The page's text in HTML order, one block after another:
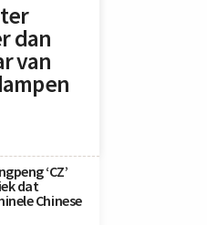
dan
van
‘CZ’
dat
Chinese